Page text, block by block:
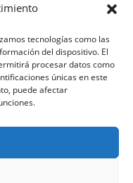
tecnologías como las
del dispositivo. El
procesar datos como
únicas en este
puede afectar
Mataró
Lluïsos Mataró.